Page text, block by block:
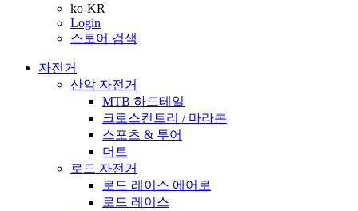
ko-KR
Login
스토어 검색
자전거
산악 자전거
MTB 하드테일
크로스컨트리 / 마라톤
스포츠 & 투어
더트
로드 자전거
로드 레이스 에어로
로드 레이스